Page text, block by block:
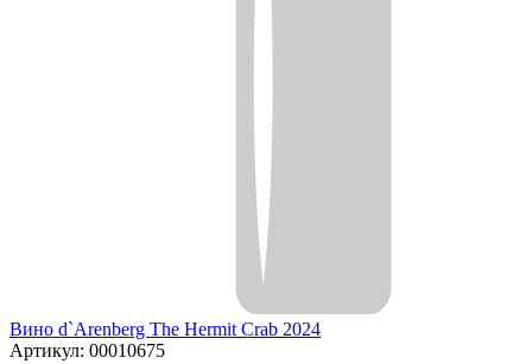
Вино d`Arenberg The Hermit Crab 2024
Артикул: 00010675